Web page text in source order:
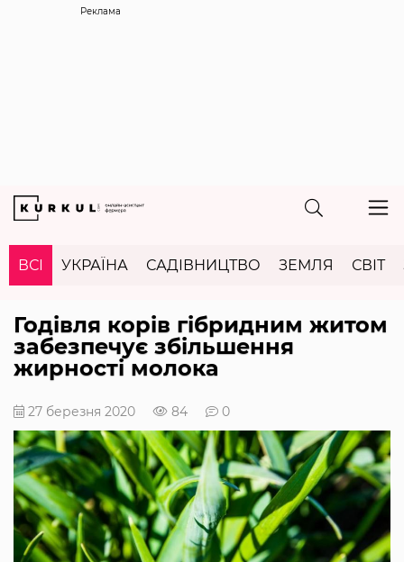
Реклама
ВСІ УКРАЇНА САДІВНИЦТВО ЗЕМЛЯ СВІТ
Годівля корів гібридним житом
забезпечує збільшення
жирності молока
27 березня 2020 84 0